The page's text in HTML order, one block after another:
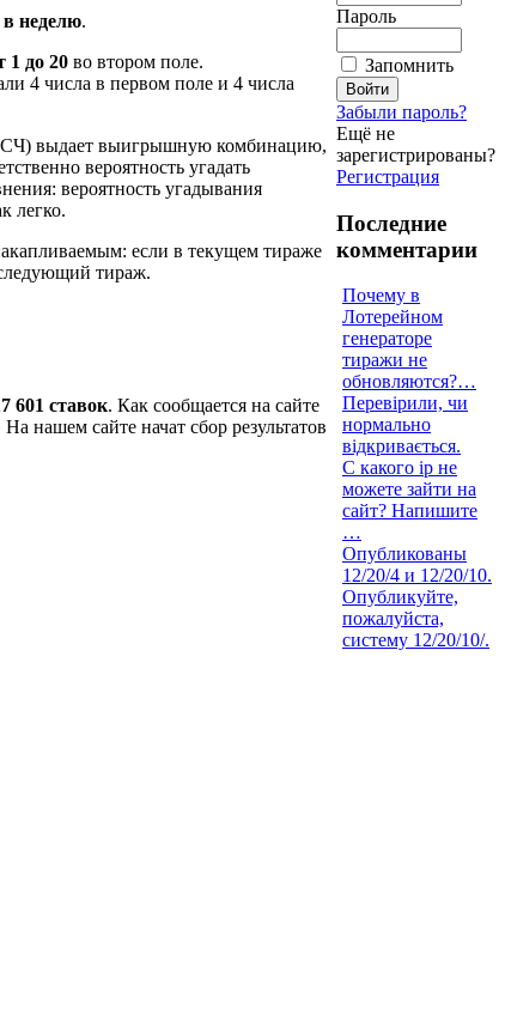
в неделю.
1 до 20 во втором поле.
4 числа в первом поле и 4 числа
выдает выигрышную комбинацию,
вероятность угадать
вероятность угадывания
легко.
если в текущем тираже
тираж.
601 ставок. Как сообщается на сайте
На нашем сайте начат сбор результатов
Пароль
Запомнить
Забыли пароль?
Ещё не
зарегистрированы?
Регистрация
Последние
комментарии
Почему в
Лотерейном
генераторе
тиражи не
обновляются?…
Перевірили, чи
нормально
відкривається.
С какого ip не
можете зайти на
сайт? Напишите
…
Опубликованы
12/20/4 и 12/20/10.
Опубликуйте,
пожалуйста,
систему 12/20/10/.